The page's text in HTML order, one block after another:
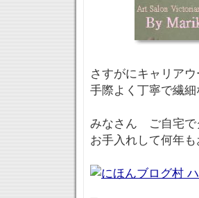
さすがにキャリア
手際よく丁寧で繊
みなさん ご自宅で
お手入れして何年